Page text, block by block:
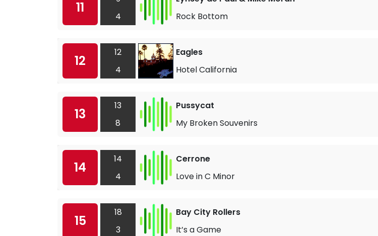
11
4
Rock Bottom
12
12
4
Eagles
Hotel California
13
13
8
Pussycat
My Broken Souvenirs
14
14
4
Cerrone
Love in C Minor
15
18
3
Bay City Rollers
It’s a Game